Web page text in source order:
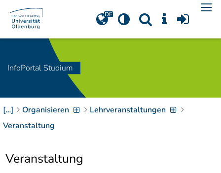
Navigation[Access-Key 1
Choose other language
Zum Inhalt springen
[Access-Key 2
Zur Suche springen
[Access-Key 4]
Zur Hauptnavigation
Zielgruppennavigation
springen
InfoPortal Studium
[…] Organisieren
Lehrveranstaltungen
Veranstaltung
Veranstaltung